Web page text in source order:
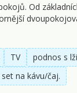
Od
TV podnos s
na kávu/čaj.